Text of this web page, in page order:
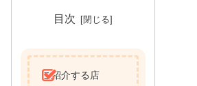
目次
ご紹介する店